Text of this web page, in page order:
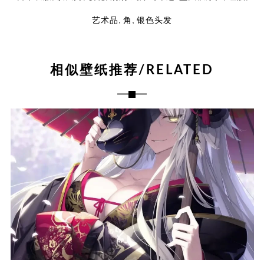
艺术品 , 角 , 银色头发
相似壁纸推荐/RELATED